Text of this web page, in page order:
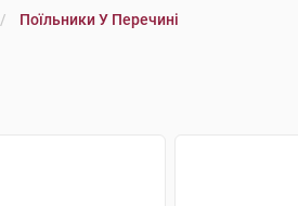
Поїльники У Перечині